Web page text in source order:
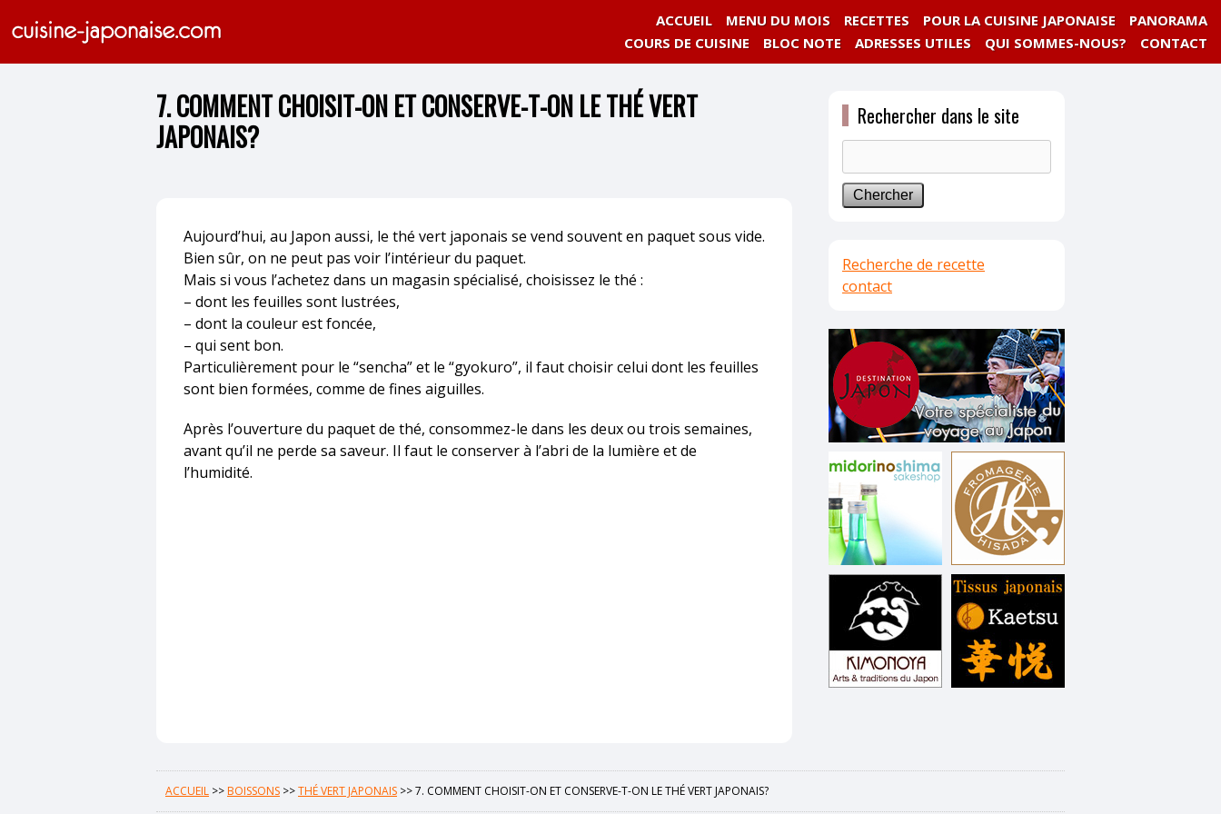
PANORAMA
POUR LA CUISINE JAPONAISE
RECETTES
MENU DU MOIS
ACCUEIL
CONTACT
QUI SOMMES-NOUS?
ADRESSES UTILES
BLOC NOTE
COURS DE CUISINE
7. COMMENT CHOISIT-ON ET CONSERVE-T-ON LE THÉ VERT
JAPONAIS?
Aujourd’hui, au Japon aussi, le thé vert japonais se vend souvent en paquet sous vide.
Bien sûr, on ne peut pas voir l’intérieur du paquet.
Mais si vous l’achetez dans un magasin spécialisé, choisissez le thé :
– dont les feuilles sont lustrées,
– dont la couleur est foncée,
– qui sent bon.
Particulièrement pour le “sencha” et le “gyokuro”, il faut choisir celui dont les feuilles
sont bien formées, comme de fines aiguilles.
Après l’ouverture du paquet de thé, consommez-le dans les deux ou trois semaines,
avant qu’il ne perde sa saveur. Il faut le conserver à l’abri de la lumière et de
l’humidité.
Rechercher dans le site
Recherche de recette
contact
ACCUEIL >>BOISSONS >>THÉ VERT JAPONAIS >>7. COMMENT CHOISIT-ON ET CONSERVE-T-ON LE THÉ VERT JAPONAIS?